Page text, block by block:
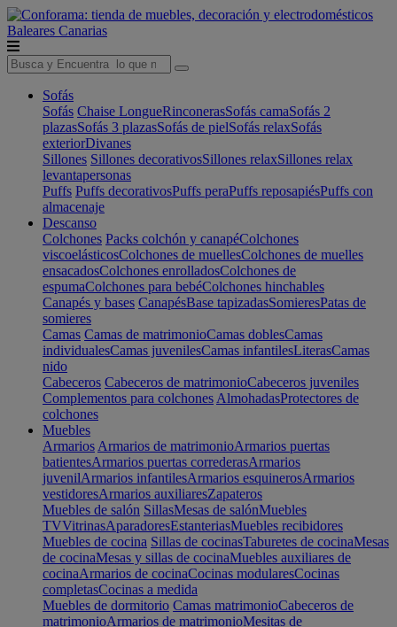
Baleares Canarias
Sofás
Sofás Chaise LongueRinconerasSofás camaSofás 2
plazasSofás 3 plazasSofás de pielSofás relaxSofás
exteriorDivanes
Sillones Sillones decorativosSillones relaxSillones relax
levantapersonas
Puffs Puffs decorativosPuffs peraPuffs reposapiésPuffs con
almacenaje
Descanso
Colchones Packs colchón y canapéColchones
viscoelásticosColchones de muellesColchones de muelles
ensacadosColchones enrolladosColchones de
espumaColchones para bebéColchones hinchables
Canapés y bases CanapésBase tapizadasSomieresPatas de
somieres
Camas Camas de matrimonioCamas doblesCamas
individualesCamas juvenilesCamas infantilesLiterasCamas
nido
Cabeceros Cabeceros de matrimonioCabeceros juveniles
Complementos para colchones AlmohadasProtectores de
colchones
Muebles
Armarios Armarios de matrimonioArmarios puertas
batientesArmarios puertas correderasArmarios
juvenilArmarios infantilesArmarios esquinerosArmarios
vestidoresArmarios auxiliaresZapateros
Muebles de salón SillasMesas de salónMuebles
TVVitrinasAparadoresEstanteriasMuebles recibidores
Muebles de cocina Sillas de cocinasTaburetes de cocinaMesas
de cocinaMesas y sillas de cocinaMuebles auxiliares de
cocinaArmarios de cocinaCocinas modularesCocinas
completasCocinas a medida
Muebles de dormitorio Camas matrimonioCabeceros de
matrimonioArmarios de matrimonioMesitas de